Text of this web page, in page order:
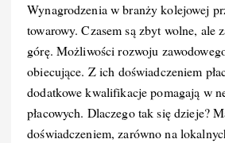
Wynagrodzenia w branży kolejowej
towarowy. Czasem są zbyt wolne, ale
górę. Możliwości rozwoju
obiecujące. Z ich doświadczeniem
dodatkowe kwalifikacje pomagają w
płacowych. Dlaczego tak się dzieje?
doświadczeniem, zarówno na